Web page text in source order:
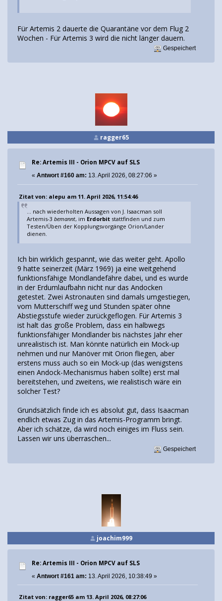
Für Artemis 2 dauerte die Quarantäne vor dem Flug 2
Wochen - Für Artemis 3 wird die nicht länger dauern.
Gespeichert
ragger65
Re: Artemis III - Orion MPCV auf SLS
« Antwort #160 am: 13. April 2026, 08:27:06 »
Zitat von: alepu am 11. April 2026, 11:54:46
... nach wiederholten Aussagen von J. Isaacman soll
Artemis-3bemannt, im Erdorbit stattfinden und zum
Testen/Üben der Kopplungsvorgänge Orion/Lander
dienen.
Ich bin wirklich gespannt, wie das weiter geht. Apollo
9 hatte seinerzeit (März 1969) ja eine weitgehend
funktionsfähige Mondlandefähre dabei, und es wurde
in der Erdumlaufbahn nicht nur das Andocken
getestet. Zwei Astronauten sind damals umgestiegen,
vom Mutterschiff weg und Stunden später ohne
Abstiegsstufe wieder zurückgeflogen. Für Artemis 3
ist halt das große Problem, dass ein halbwegs
funktionsfähiger Mondlander bis nächstes Jahr eher
unrealistisch ist. Man könnte natürlich ein Mock-up
nehmen und nur Manöver mit Orion fliegen, aber
erstens muss auch so ein Mock-up (das wenigstens
einen Andock-Mechanismus haben sollte) erst mal
bereitstehen, und zweitens, wie realistisch wäre ein
solcher Test?
Grundsätzlich finde ich es absolut gut, dass Isaacman
endlich etwas Zug in das Artemis-Programm bringt.
Aber ich schätze, da wird noch einiges im Fluss sein.
Lassen wir uns überraschen...
Gespeichert
joachim999
Re: Artemis III - Orion MPCV auf SLS
« Antwort #161 am: 13. April 2026, 10:38:49 »
Zitat von: ragger65 am 13. April 2026, 08:27:06